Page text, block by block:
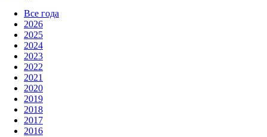
Все года
2026
2025
2024
2023
2022
2021
2020
2019
2018
2017
2016